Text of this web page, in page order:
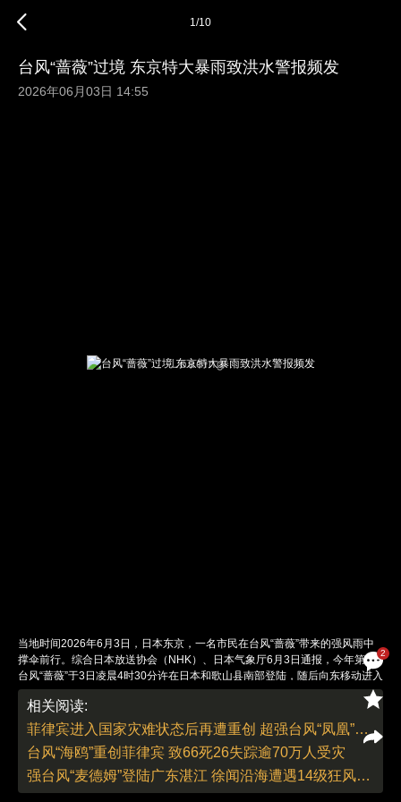
2
1/10
台风“蔷薇”过境 东京特大暴雨致洪水警报频发
2026年06月03日 14:55
当地时间2026年6月3日，日本东京，一名市民在台风“蔷薇”带来的强风雨中
撑伞前行。综合日本放送协会（NHK）、日本气象厅6月3日通报，今年第6号
台风“蔷薇”于3日凌晨4时30分许在日本和歌山县南部登陆，随后向东移动进入
太平洋。台风虽已离境，其携带的暖湿气流仍持续影响关东地区，导致东京都
市圈降下“数十年一遇”特大暴雨。流经东京市区的神田川、目黑川等河流发布
4级洪水泛滥警报，东京都品川区发布大雨危险警报，大田区发布泥石流灾害
警报。和歌山县串本町古座川因泛滥危险，向约1100名居民发布最高等级5
级“紧急安全确保”警戒。受强风暴雨影响，羽田机场2日、3日累计逾600架次
航班取消，东海道新干线部分区间停运。冲绳县已有至少16人因强风受伤。
图：Eugene Hoshiko／视觉中国
相关阅读:
菲律宾进入国家灾难状态后再遭重创 超强台风“凤凰”致235万人受灾
台风“海鸥”重创菲律宾 致66死26失踪逾70万人受灾
强台风“麦德姆”登陆广东湛江 徐闻沿海遭遇14级狂风巨浪